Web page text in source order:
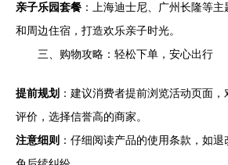
亲子乐园套餐 ：上海迪士尼、广州长隆等
和周边住宿，打造欢乐亲子时光。
三、购物攻略：轻松下单，安心出行
提前规划 ：建议消费者提前浏览活动页面
评价，选择信誉高的商家。
注意细则 ：仔细阅读产品的使用条款，如